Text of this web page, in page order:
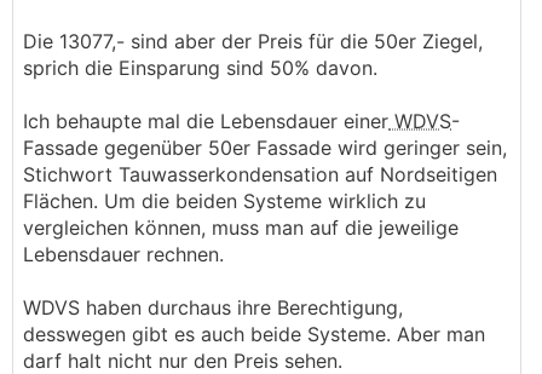
Die 13077,- sind aber der Preis für die 50er Ziegel,
sprich die Einsparung sind 50% davon.
Ich behaupte mal die Lebensdauer einer WDVS-
Fassade gegenüber 50er Fassade wird geringer sein,
Stichwort Tauwasserkondensation auf Nordseitigen
Flächen. Um die beiden Systeme wirklich zu
vergleichen können, muss man auf die jeweilige
Lebensdauer rechnen.
WDVS haben durchaus ihre Berechtigung,
desswegen gibt es auch beide Systeme. Aber man
darf halt nicht nur den Preis sehen.